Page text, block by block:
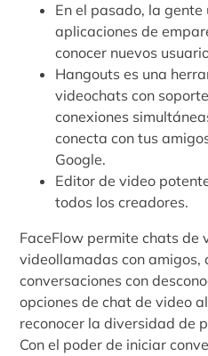
En el pasado, la
aplicaciones de
conocer nuevos
Hangouts es una
videochats con
conexiones
conecta con tus
Google.
Editor de video
todos los creadores.
FaceFlow permite chats de
videollamadas con amigos,
conversaciones con
opciones de chat de video
reconocer la diversidad de
Con el poder de iniciar